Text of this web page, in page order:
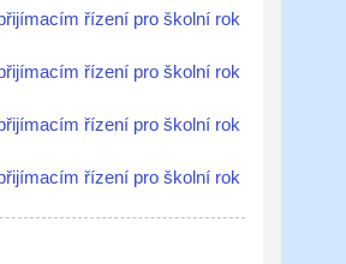
řízení pro školní rok
řízení pro školní rok
řízení pro školní rok
řízení pro školní rok